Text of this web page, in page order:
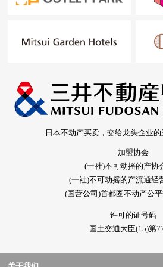
日本不动产买卖，交给龙头企业
加盟协会
(一社)不可动摇的产协
(一社)不可动摇的产流通经
(国营公司)首都圈不动产公
许可的证号码
国土交通大臣(15)第